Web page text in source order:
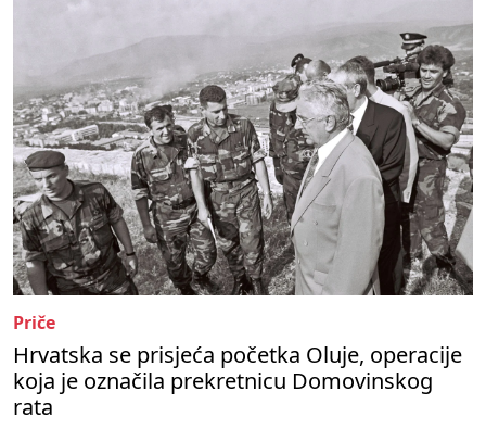
Priče
Hrvatska se prisjeća početka Oluje, operacije
koja je označila prekretnicu Domovinskog
rata